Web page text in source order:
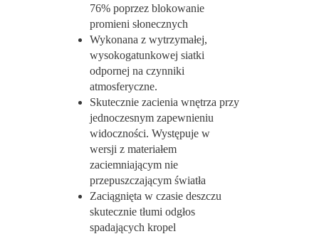
76% poprzez blokowanie
promieni słonecznych
Wykonana z wytrzymałej,
wysokogatunkowej siatki
odpornej na czynniki
atmosferyczne.
Skutecznie zacienia wnętrza przy
jednoczesnym zapewnieniu
widoczności. Występuje w
wersji z materiałem
zaciemniającym nie
przepuszczającym światła
Zaciągnięta w czasie deszczu
skutecznie tłumi odgłos
spadających kropel